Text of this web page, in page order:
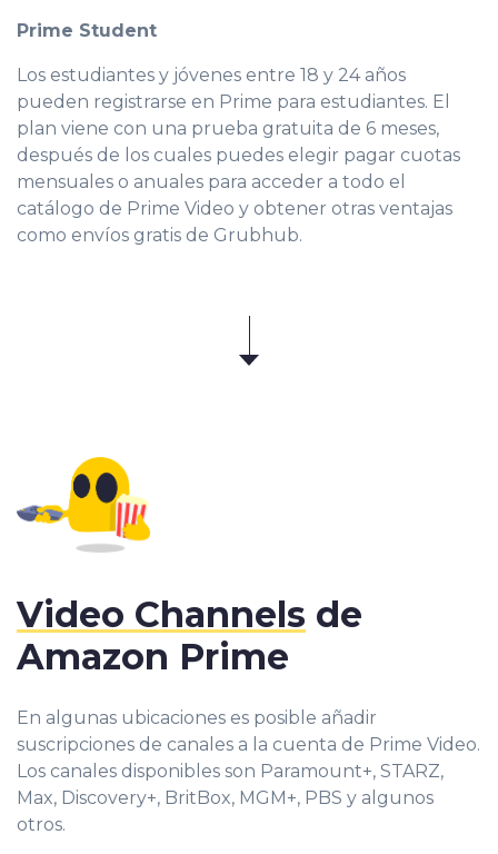
Prime Student
Los estudiantes y jóvenes entre 18 y 24 años
pueden registrarse en Prime para estudiantes. El
plan viene con una prueba gratuita de 6 meses,
después de los cuales puedes elegir pagar cuotas
mensuales o anuales para acceder a todo el
catálogo de Prime Video y obtener otras ventajas
como envíos gratis de Grubhub.
Video Channels de
Amazon Prime
En algunas ubicaciones es posible añadir
suscripciones de canales a la cuenta de Prime Video.
Los canales disponibles son Paramount+, STARZ,
Max, Discovery+, BritBox, MGM+, PBS y algunos
otros.